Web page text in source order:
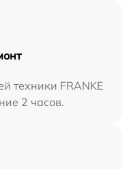
техники FRANKE
2 часов.